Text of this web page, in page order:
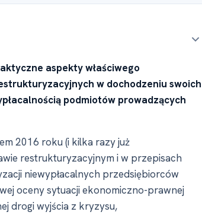
aspekty właściwego
w dochodzeniu swoich
podmiotów prowadzących
2016 roku (i kilka razy już
restrukturyzacyjnym i w przepisach
niewypłacalnych przedsiębiorców
oceny sytuacji ekonomiczno-prawnej
drogi wyjścia z kryzysu,